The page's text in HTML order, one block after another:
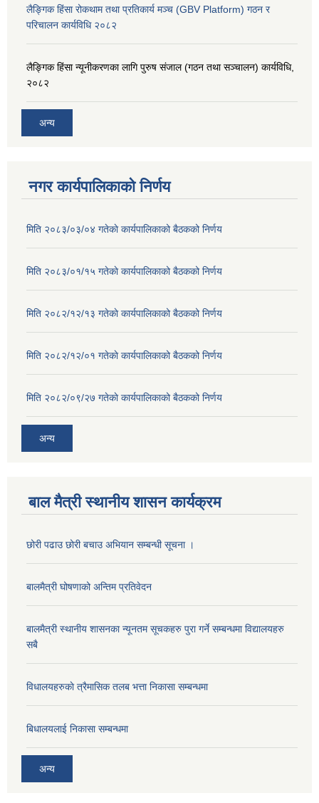
लैङ्गिक हिंसा रोकथाम तथा प्रतिकार्य मञ्च (GBV Platform) गठन र
परिचालन कार्यविधि २०८२
लैङ्गिक हिंसा न्यूनीकरणका लागि पुरुष संजाल (गठन तथा सञ्चालन) कार्यविधि,
२०८२
अन्य
नगर कार्यपालिकाको निर्णय
मिति २०८३/०३/०४ गतेकाे कार्यपालिकाको बैठकको निर्णय
मिति २०८३/०१/१५ गतेकाे कार्यपालिकाको बैठकको निर्णय
मिति २०८२/१२/१३ गतेकाे कार्यपालिकाको बैठकको निर्णय
मिति २०८२/१२/०१ गतेकाे कार्यपालिकाको बैठकको निर्णय
मिति २०८२/०९/२७ गतेकाे कार्यपालिकाको बैठकको निर्णय
अन्य
बाल मैत्री स्थानीय शासन कार्यक्रम
छोरी पढाउ छोरी बचाउ अभियान सम्बन्धी सूचना ।
बालमैत्री घोषणाको अन्तिम प्रतिवेदन
बालमैत्री स्थानीय शासनका न्यूनतम सूचकहरु पुरा गर्ने सम्बन्धमा विद्यालयहरु
सबै
विधालयहरुकाे त्रैमासिक तलब भत्ता निकासा सम्बन्धमा
बिधालयलाई निकासा सम्बन्धमा
अन्य